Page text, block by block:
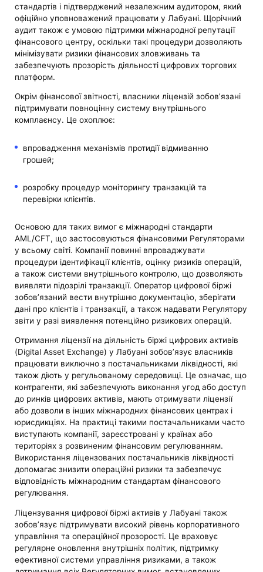
стандартів і підтверджений незалежним аудитором, який
офіційно уповноважений працювати у Лабуані. Щорічний
аудит також є умовою підтримки міжнародної репутації
фінансового центру, оскільки такі процедури дозволяють
мінімізувати ризики фінансових зловживань та
забезпечують прозорість діяльності цифрових торгових
платформ.
Окрім фінансової звітності, власники ліцензій зобов’язані
підтримувати повноцінну систему внутрішнього
комплаєнсу. Це охоплює:
впровадження механізмів протидії відмиванню
грошей;
розробку процедур моніторингу транзакцій та
перевірки клієнтів.
Основою для таких вимог є міжнародні стандарти
AML/CFT, що застосовуються фінансовими Регуляторами
у всьому світі. Компанії повинні впроваджувати
процедури ідентифікації клієнтів, оцінку ризиків операцій,
а також системи внутрішнього контролю, що дозволяють
виявляти підозрілі транзакції. Оператор цифрової біржі
зобов’язаний вести внутрішню документацію, зберігати
дані про клієнтів і транзакції, а також надавати Регулятору
звіти у разі виявлення потенційно ризикових операцій.
Отримання ліцензії на діяльність біржі цифрових активів
(Digital Asset Exchange) у Лабуані зобов’язує власників
працювати виключно з постачальниками ліквідності, які
також діють у регульованому середовищі. Це означає, що
контрагенти, які забезпечують виконання угод або доступ
до ринків цифрових активів, мають отримувати ліцензії
або дозволи в інших міжнародних фінансових центрах і
юрисдикціях. На практиці такими постачальниками часто
виступають компанії, зареєстровані у країнах або
територіях з розвиненим фінансовим регулюванням.
Використання ліцензованих постачальників ліквідності
допомагає знизити операційні ризики та забезпечує
відповідність міжнародним стандартам фінансового
регулювання.
Ліцензування цифрової біржі активів у Лабуані також
зобов’язує підтримувати високий рівень корпоративного
управління та операційної прозорості. Це враховує
регулярне оновлення внутрішніх політик, підтримку
ефективної системи управління ризиками, а також